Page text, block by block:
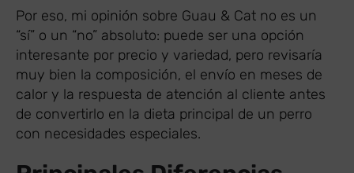
Por eso, mi opinión sobre Guau & Cat no es un
“sí” o un “no” absoluto: puede ser una opción
interesante por precio y variedad, pero revisaría
muy bien la composición, el envío en meses de
calor y la respuesta de atención al cliente antes
de convertirlo en la dieta principal de un perro
con necesidades especiales.